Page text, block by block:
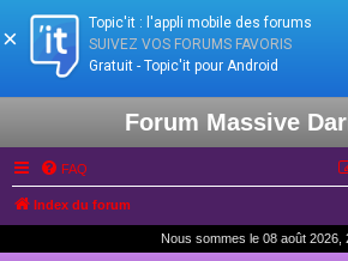
Forum Massive
FAQ
Index du forum
Nous sommes le 08 août 2026,
×
Topic'it : l'appli mobile des forums
SUIVEZ VOS FORUMS FAVORIS
Gratuit - Topic'it pour Android